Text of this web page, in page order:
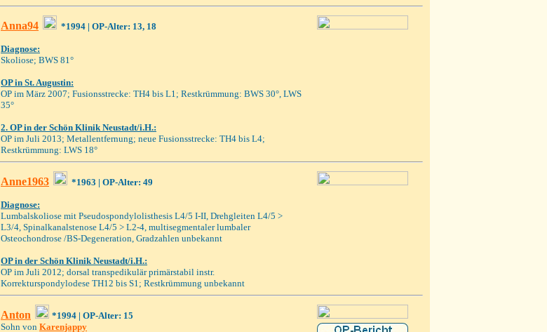
Anna94 *1994 | OP-Alter: 13, 18
Diagnose:
Skoliose; BWS 81°
OPin St. Augustin:
OP im März 2007; Fusionsstrecke: TH4 bis L1; Restkrümmung: BWS 30°, LWS
35°
2. OPin der Schön Klinik Neustadt/i.H.:
OP im Juli 2013; Metallentfernung; neue Fusionsstrecke: TH4 bis L4;
Restkrümmung: LWS 18°
Anne1963 *1963 | OP-Alter: 49
Diagnose:
Lumbalskoliose mit Pseudospondylolisthesis L4/5 I-II, Drehgleiten L4/5 >
L3/4, Spinalkanalstenose L4/5 > L2-4, multisegmentaler lumbaler
Osteochondrose /BS-Degeneration, Gradzahlen unbekannt
OP in der Schön Klinik Neustadt/i.H.:
OP im Juli 2012; dorsal transpedikulär primärstabil instr.
Korrekturspondylodese TH12 bis S1; Restkrümmung unbekannt
Anton *1994 | OP-Alter: 15
Sohn von Karenjappy